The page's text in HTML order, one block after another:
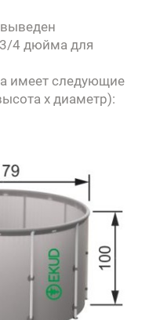
4 дюйма для
имеет следующие
х диаметр):